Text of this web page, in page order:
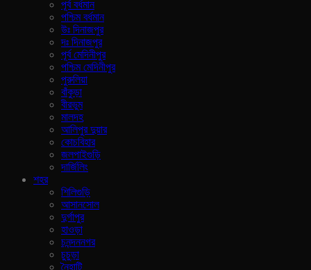
পূর্ব বর্ধমান
পশ্চিম বর্ধমান
উঃ দিনাজপুর
দঃ দিনাজপুর
পূর্ব মেদিনীপুর
পশ্চিম মেদিনীপুর
পুরুলিয়া
বাঁকুড়া
বীরভুম
মালদহ
আলিপুর দুয়ার
কোচবিহার
জলপাইগুড়ি
দার্জিলিং
শহর
শিলিগুড়ি
আসানসোল
দুর্গাপুর
হাওড়া
চনন্দননগর
চুচুড়া
নৈহাটি